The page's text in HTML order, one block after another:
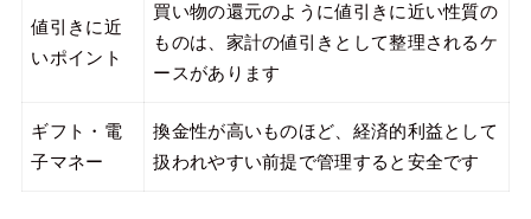
値引きに近
いポイント
買い物の還元のように値引きに近い性質の
ものは、家計の値引きとして整理されるケ
ースがあります
ギフト・電
子マネー
換金性が高いものほど、経済的利益として
扱われやすい前提で管理すると安全です